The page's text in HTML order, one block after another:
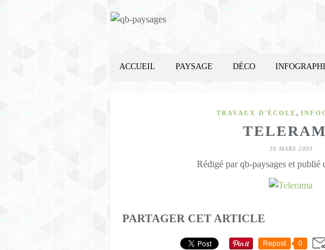
ACCUEIL PAYSAGE DÉCO
TRAVAUX D'ÉCOLE ,
30 MARS 2003
Rédigé par qb-paysages et publié
PARTAGER CET ARTICLE
Repost 0